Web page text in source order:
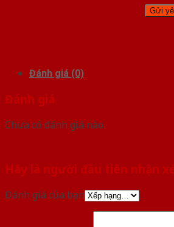
Đánh giá (0)
Đánh giá
Chưa có đánh giá nào.
Hãy là người đầu tiên nhận
Đánh giá của bạn